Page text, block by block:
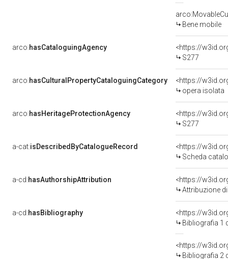
Bene mobile
arco:hasCataloguingAgency
<https://
S277
arco:hasCulturalPropertyCataloguingCategory
<https://
opera isolata
arco:hasHeritageProtectionAgency
<https://
S277
a-cat:isDescribedByCatalogueRecord
<https://
Scheda
a-cd:hasAuthorshipAttribution
Attribuzione
a-cd:hasBibliography
<https://
Bibliografia 1
<https://
Bibliografia 2